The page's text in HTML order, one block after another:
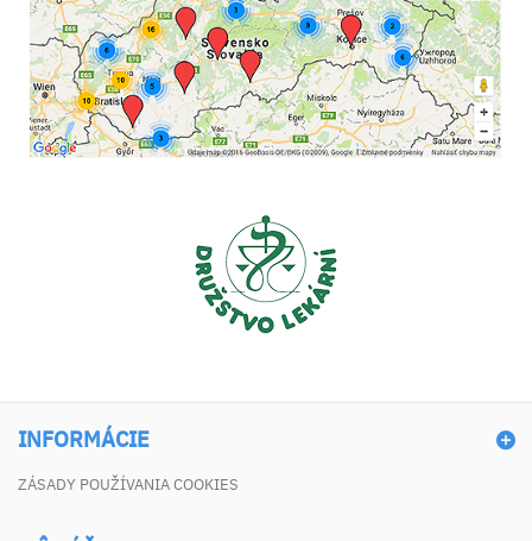
INFORMÁCIE
ZÁSADY POUŽÍVANIA COOKIES